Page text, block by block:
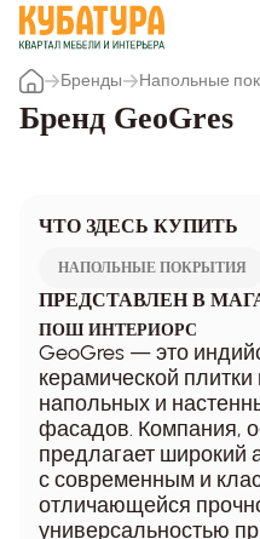
Бренды
Напольные
Бренд GeoGres
ЧТО ЗДЕСЬ КУПИТЬ
НАПОЛЬНЫЕ ПОКРЫТИЯ
ПРЕДСТАВЛЕН В
ПОШ ИНТЕРИОРС
GeoGres — это
керамической
напольных и
фасадов. Компания,
предлагает широкий
с современным и
отличающейся
универсальностью